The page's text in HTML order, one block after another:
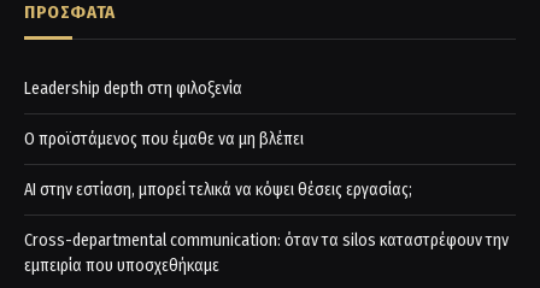
ΠΡΟΣΦΑΤΑ
Leadership depth στη φιλοξενία
Ο προϊστάμενος που έμαθε να μη βλέπει
AI στην εστίαση, μπορεί τελικά να κόψει θέσεις εργασίας;
Cross-departmental communication: όταν τα silos καταστρέφουν την
εμπειρία που υποσχεθήκαμε